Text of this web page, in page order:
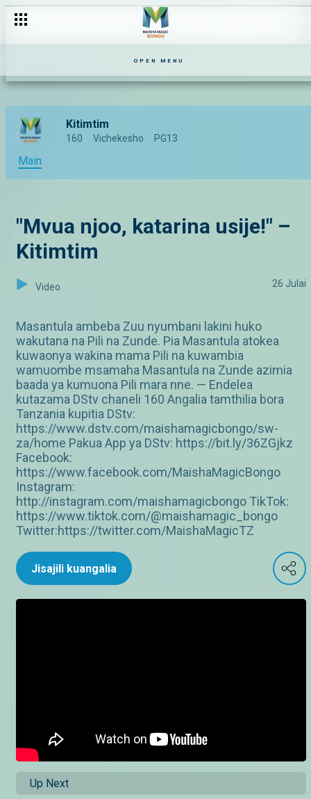
OPEN MENU
Kitimtim
160 Vichekesho PG13
Main
"Mvua njoo, katarina usije!" –
Kitimtim
Video 26 Julai
Masantula ambeba Zuu nyumbani lakini huko
wakutana na Pili na Zunde. Pia Masantula atokea
kuwaonya wakina mama Pili na kuwambia
wamuombe msamaha Masantula na Zunde azimia
baada ya kumuona Pili mara nne. — Endelea
kutazama DStv chaneli 160 Angalia tamthilia bora
Tanzania kupitia DStv:
https://www.dstv.com/maishamagicbongo/sw-
za/home Pakua App ya DStv: https://bit.ly/36ZGjkz
Facebook:
https://www.facebook.com/MaishaMagicBongo
Instagram:
http://instagram.com/maishamagicbongo TikTok:
https://www.tiktok.com/@maishamagic_bongo
Twitter:https://twitter.com/MaishaMagicTZ
Jisajili kuangalia
Up Next